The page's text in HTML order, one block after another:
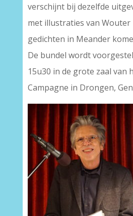
verschijnt bij dezelfde
met illustraties van Wouter
gedichten in Meander
De bundel wordt
15u30 in de grote zaal van
Campagne in Drongen,